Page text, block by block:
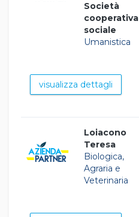
Società
cooperativa
sociale
Umanistica
visualizza dettagli
Loiacono
Teresa
Biologica,
Agraria e
Veterinaria